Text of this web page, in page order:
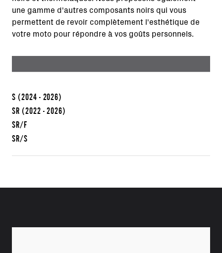
une gamme d'autres composants noirs qui vous
permettent de revoir complètement l'esthétique de
votre moto pour répondre à vos goûts personnels.
S (2024 - 2026)
SR (2022 - 2026)
SR/F
SR/S